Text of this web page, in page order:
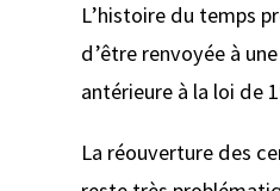
L’histoire du temps
d’être renvoyée à
antérieure à la loi de
La réouverture des